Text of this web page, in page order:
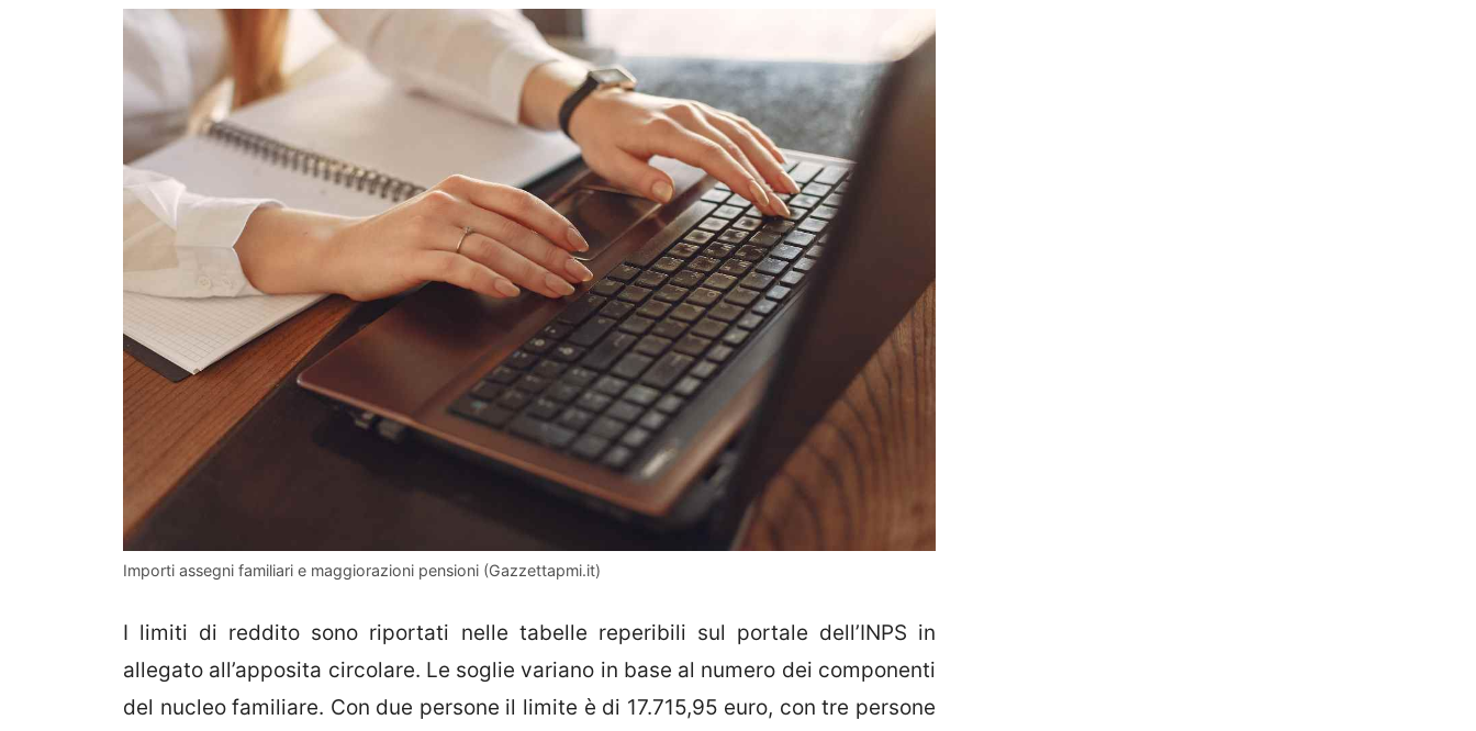
Importi assegni familiari e maggiorazioni pensioni (Gazzettapmi.it)
I limiti di reddito sono riportati nelle tabelle reperibili sul portale dell’INPS in
allegato all’apposita circolare. Le soglie variano in base al numero dei componenti
del nucleo familiare. Con due persone il limite è di 17.715,95 euro, con tre persone